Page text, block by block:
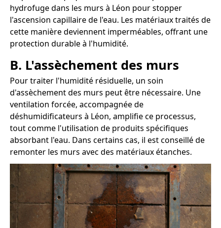
hydrofuge dans les murs à Léon pour stopper
l'ascension capillaire de l'eau. Les matériaux traités de
cette manière deviennent imperméables, offrant une
protection durable à l'humidité.
B. L'assèchement des murs
Pour traiter l'humidité résiduelle, un soin
d'assèchement des murs peut être nécessaire. Une
ventilation forcée, accompagnée de
déshumidificateurs à Léon, amplifie ce processus,
tout comme l'utilisation de produits spécifiques
absorbant l'eau. Dans certains cas, il est conseillé de
remonter les murs avec des matériaux étanches.